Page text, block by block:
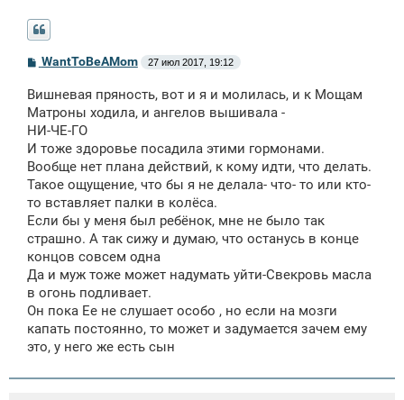
С
о
б
щ
н
и
WantToBeAMom 27 июл 2017, 19:12
Вишневая пряность, вот и я и молилась, и к Мощам
Матроны ходила, и ангелов вышивала -
НИ-ЧЕ-ГО
И тоже здоровье посадила этими гормонами.
Вообще нет плана действий, к кому идти, что делать.
Такое ощущение, что бы я не делала- что- то или кто-
то вставляет палки в колёса.
Если бы у меня был ребёнок, мне не было так
страшно. А так сижу и думаю, что останусь в конце
концов совсем одна
Да и муж тоже может надумать уйти-Свекровь масла
в огонь подливает.
Он пока Ее не слушает особо , но если на мозги
капать постоянно, то может и задумается зачем ему
это, у него же есть сын